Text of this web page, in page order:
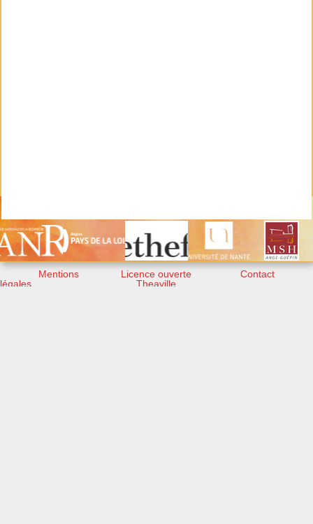
Mentions
légales
Licence ouverte
Theaville
Contact